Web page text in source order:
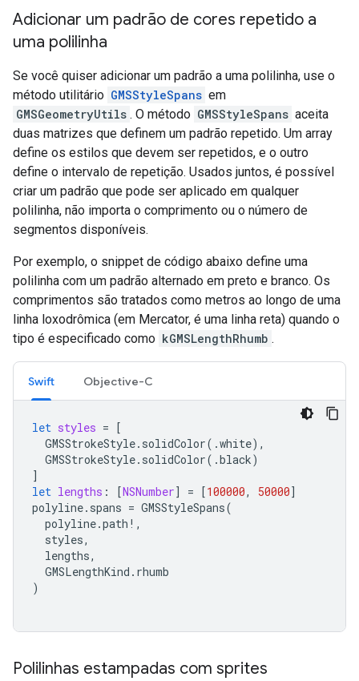
Adicionar um padrão de cores repetido a
uma polilinha
Se você quiser adicionar um padrão a uma polilinha, use o
método utilitário GMSStyleSpans em
GMSGeometryUtils . O método GMSStyleSpans aceita
duas matrizes que definem um padrão repetido. Um array
define os estilos que devem ser repetidos, e o outro
define o intervalo de repetição. Usados juntos, é possível
criar um padrão que pode ser aplicado em qualquer
polilinha, não importa o comprimento ou o número de
segmentos disponíveis.
Por exemplo, o snippet de código abaixo define uma
polilinha com um padrão alternado em preto e branco. Os
comprimentos são tratados como metros ao longo de uma
linha loxodrômica (em Mercator, é uma linha reta) quando o
tipo é especificado como kGMSLengthRhumb .
Swift Objective-C
let styles =
[
GMSStrokeStyle. solidColor(.white),
GMSStrokeStyle. solidColor(.black)
]
let lengths : [NSNumber] = [100000, 50000]
polyline. spans = GMSStyleSpans(
polyline.path !,
styles,
lengths,
GMSLengthKind . rhumb
)
Polilinhas estampadas com sprites